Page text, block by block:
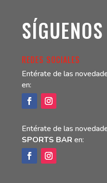
SÍGUENOS
REDES SOCIALES
Entérate de las
en:
Entérate de las
SPORTS BAR en: